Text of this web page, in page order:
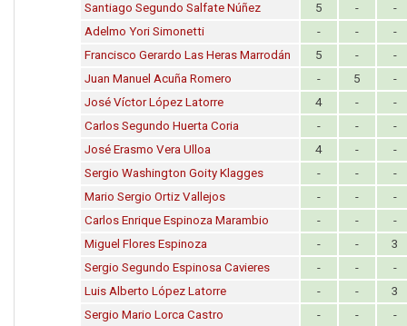
Santiago Segundo Salfate Núñez
5 -
-
Adelmo Yori Simonetti
- -
-
Francisco Gerardo Las Heras Marrodán
5 -
-
Juan Manuel Acuña Romero
- 5
-
José Víctor López Latorre
4 -
-
Carlos Segundo Huerta Coria
- -
-
José Erasmo Vera Ulloa
4 -
-
Sergio Washington Goity Klagges
- -
-
Mario Sergio Ortiz Vallejos
- -
-
Carlos Enrique Espinoza Marambio
- -
-
Miguel Flores Espinoza
- -
3
Sergio Segundo Espinosa Cavieres
- -
-
Luis Alberto López Latorre
- -
3
Sergio Mario Lorca Castro
- -
-